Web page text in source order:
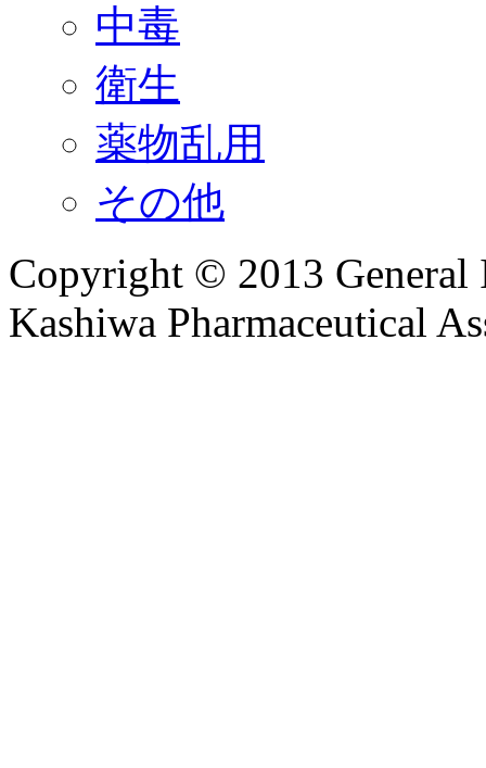
中毒
衛生
薬物乱用
その他
Copyright © 2013 General
Kashiwa Pharmaceutical